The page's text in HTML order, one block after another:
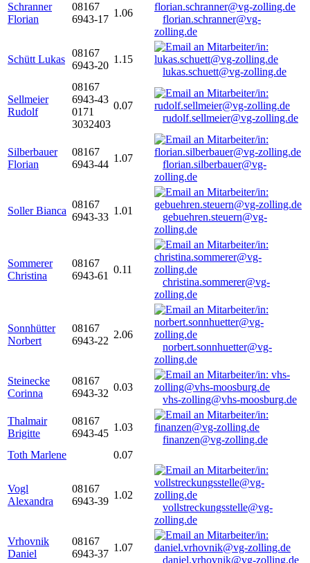
Schranner
Florian
08167
6943-17
1.06
florian.schranner@vg-
zolling.de
Schütt Lukas
08167
6943-20
1.15
lukas.schuett@vg-zolling.de
Sellmeier
Rudolf
08167
6943-43
0171
3032403
0.07
rudolf.sellmeier@vg-zolling.de
Silberbauer
Florian
08167
6943-44
1.07
florian.silberbauer@vg-
zolling.de
Soller Bianca
08167
6943-33
1.01
gebuehren.steuern@vg-
zolling.de
Sommerer
Christina
08167
6943-61
0.11
christina.sommerer@vg-
zolling.de
Sonnhütter
Norbert
08167
6943-22
2.06
norbert.sonnhuetter@vg-
zolling.de
Steinecke
Corinna
08167
6943-32
0.03
vhs-zolling@vhs-moosburg.de
Thalmair
Brigitte
08167
6943-45
1.03
finanzen@vg-zolling.de
Toth Marlene
0.07
Vogl
Alexandra
08167
6943-39
1.02
vollstreckungsstelle@vg-
zolling.de
Vrhovnik
Daniel
08167
6943-37
1.07
daniel.vrhovnik@vg-zolling.de